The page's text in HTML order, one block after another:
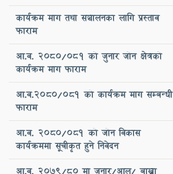
कार्यक्रम माग तथा सञ्चालनका लागि प्रस्ताव
फाराम
आ.व. २०८०/०८१ को जुनार जोन क्षेत्रको
कार्यक्रम माग फाराम
आ.व.2080/081 को कार्यक्रम माग सम्बन्धी
फाराम
आ.व. 2080/081 को जोन विकास
कार्यक्रममा सूचीकृत हुने निवेदन